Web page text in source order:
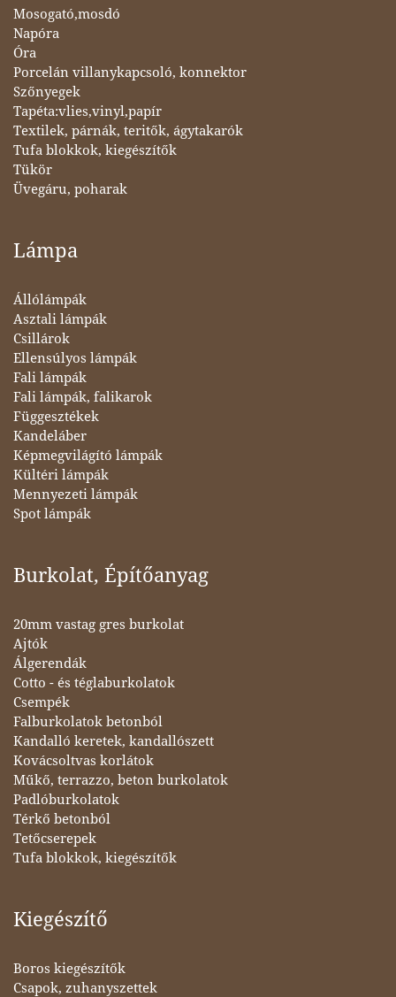
Mosogató,mosdó
Napóra
Óra
Porcelán villanykapcsoló, konnektor
Szőnyegek
Tapéta:vlies,vinyl,papír
Textilek, párnák, teritők, ágytakarók
Tufa blokkok, kiegészítők
Tükör
Üvegáru, poharak
Lámpa
Állólámpák
Asztali lámpák
Csillárok
Ellensúlyos lámpák
Fali lámpák
Fali lámpák, falikarok
Függesztékek
Kandeláber
Képmegvilágító lámpák
Kültéri lámpák
Mennyezeti lámpák
Spot lámpák
Burkolat, Építőanyag
20mm vastag gres burkolat
Ajtók
Álgerendák
Cotto - és téglaburkolatok
Csempék
Falburkolatok betonból
Kandalló keretek, kandallószett
Kovácsoltvas korlátok
Műkő, terrazzo, beton burkolatok
Padlóburkolatok
Térkő betonból
Tetőcserepek
Tufa blokkok, kiegészítők
Kiegészítő
Boros kiegészítők
Csapok, zuhanyszettek